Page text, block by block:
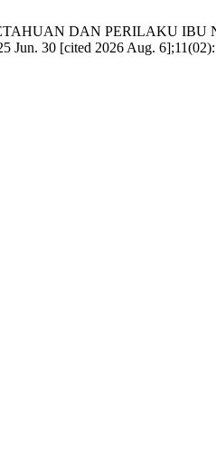
DAN PERILAKU IBU
Jun. 30 [cited 2026 Aug.